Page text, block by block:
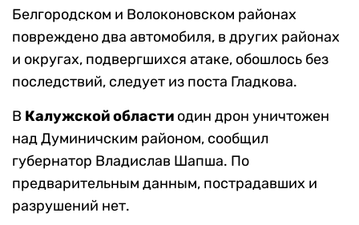
Белгородском и Волоконовском районах
повреждено два автомобиля, в других районах
и округах, подвергшихся атаке, обошлось без
последствий, следует из поста Гладкова.
В Калужской области один дрон уничтожен
над Думиничским районом, сообщил
губернатор Владислав Шапша. По
предварительным данным, пострадавших и
разрушений нет.